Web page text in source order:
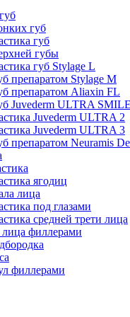
губ
губ
губы
губ Stylage L
препаратом Stylage M
препаратом Aliaxin FL
Juvederm ULTRA
Juvederm ULTRA 2
Juvederm ULTRA 3
препаратом Neuramis
ягодиц
лица
под глазами
средней трети лица
филлерами
филлерами